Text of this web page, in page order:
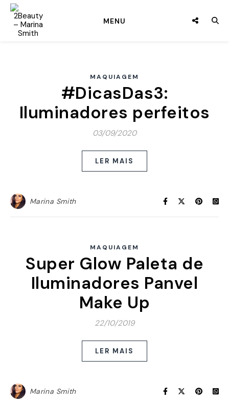
MENU
MAQUIAGEM
#DicasDas3:
Iluminadores perfeitos
03/09/2020
LER MAIS
Marina Smith
MAQUIAGEM
Super Glow Paleta de
Iluminadores Panvel
Make Up
22/10/2019
LER MAIS
Marina Smith